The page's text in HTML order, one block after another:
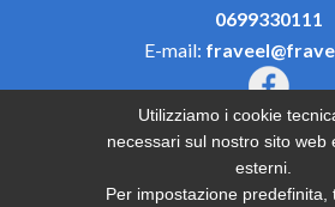
0699330111
E-mail:
SEGUICI
Utilizziamo i cookie
necessari sul nostro sito web
esterni.
Per impostazione predefinita,